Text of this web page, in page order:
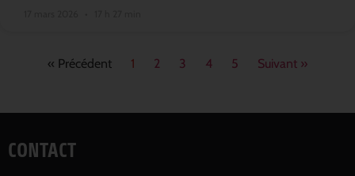
« Précédent 1 2 3 4 5 Suivant »
CONTACT